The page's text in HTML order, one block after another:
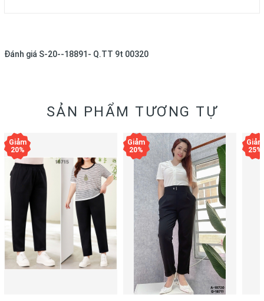
Đánh giá S-20--18891- Q.TT 9t 00320
SẢN PHẨM TƯƠNG TỰ